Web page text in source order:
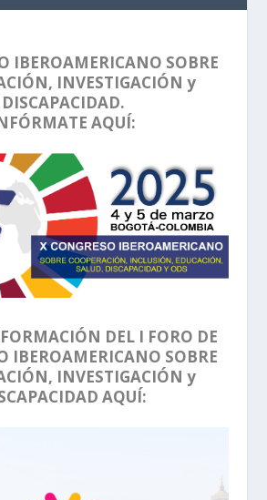
IBEROAMERICANO SOBRE
INVESTIGACIÓN y
DISCAPACIDAD.
AQUÍ:
DEL I FORO DE
IBEROAMERICANO SOBRE
INVESTIGACIÓN y
AQUÍ: